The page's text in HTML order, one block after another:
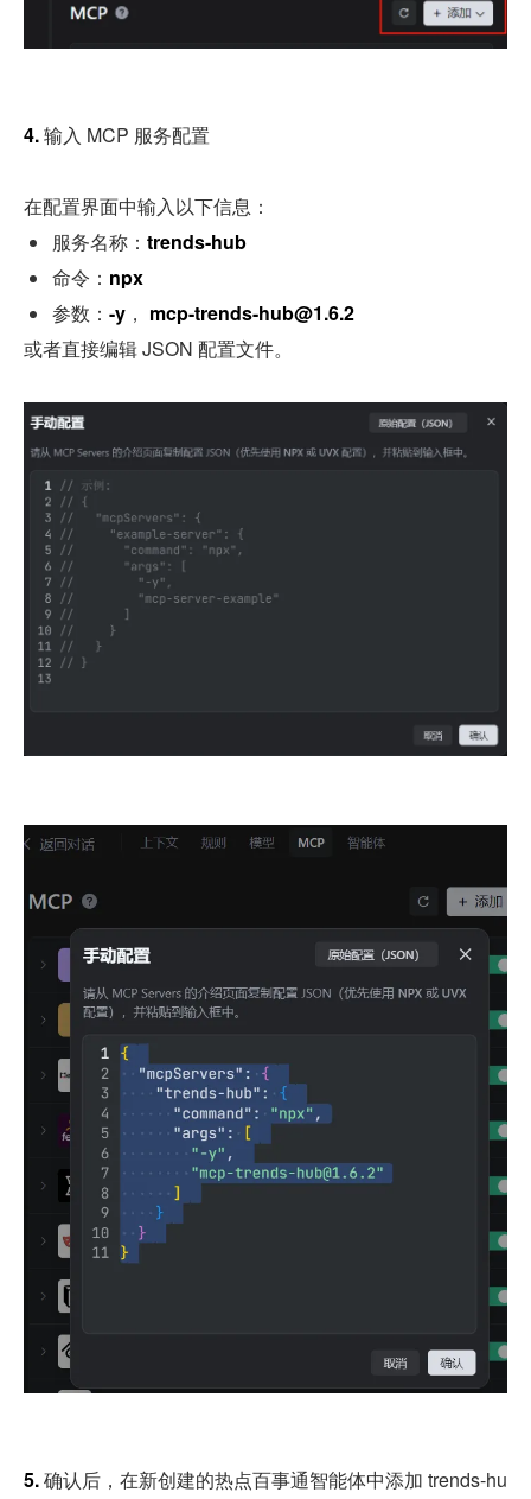
4. 输入 MCP 服务配置
在配置界面中输入以下信息：
服务名称： trends-hub
命令： npx
参数： -y ， mcp-trends-hub@1.6.2
或者直接编辑 JSON 配置文件。
5. 确认后，在新创建的热点百事通智能体中添加 trends-hu